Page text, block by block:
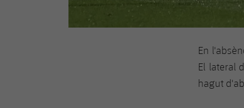
En
El lateral
hagut